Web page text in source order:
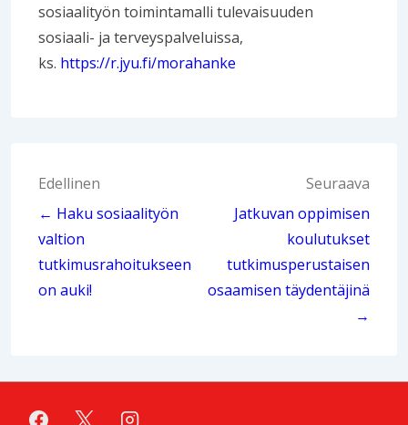
sosiaalityön toimintamalli tulevaisuuden
sosiaali- ja terveyspalveluissa,
ks. https://r.jyu.fi/morahanke
Artikkelien
selaus
Edellinen
← Haku sosiaalityön
valtion
tutkimusrahoitukseen
on auki!
Seuraava
Jatkuvan oppimisen
koulutukset
tutkimusperustaisen
osaamisen täydentäjinä
→